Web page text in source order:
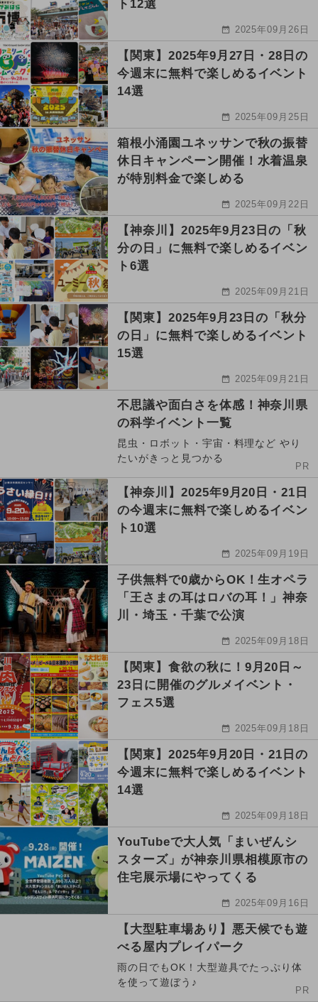
ト12選
2025年09月26日
【関東】2025年9月27日・28日の
今週末に無料で楽しめるイベント
14選
2025年09月25日
箱根小涌園ユネッサンで秋の振替
休日キャンペーン開催！水着温泉
が特別料金で楽しめる
2025年09月22日
【神奈川】2025年9月23日の「秋
分の日」に無料で楽しめるイベン
ト6選
2025年09月21日
【関東】2025年9月23日の「秋分
の日」に無料で楽しめるイベント
15選
2025年09月21日
不思議や面白さを体感！神奈川県
の科学イベント一覧
昆虫・ロボット・宇宙・料理など やり
たいがきっと見つかる
PR
【神奈川】2025年9月20日・21日
の今週末に無料で楽しめるイベン
ト10選
2025年09月19日
子供無料で0歳からOK！生オペラ
「王さまの耳はロバの耳！」神奈
川・埼玉・千葉で公演
2025年09月18日
【関東】食欲の秋に！9月20日～
23日に開催のグルメイベント・
フェス5選
2025年09月18日
【関東】2025年9月20日・21日の
今週末に無料で楽しめるイベント
14選
2025年09月18日
YouTubeで大人気「まいぜんシ
スターズ」が神奈川県相模原市の
住宅展示場にやってくる
2025年09月16日
【大型駐車場あり】悪天候でも遊
べる屋内プレイパーク
雨の日でもOK！大型遊具でたっぷり体
を使って遊ぼう♪
PR